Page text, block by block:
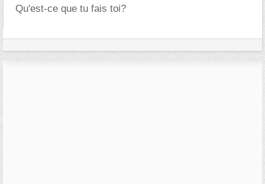
Qu'est-ce que tu fais toi?